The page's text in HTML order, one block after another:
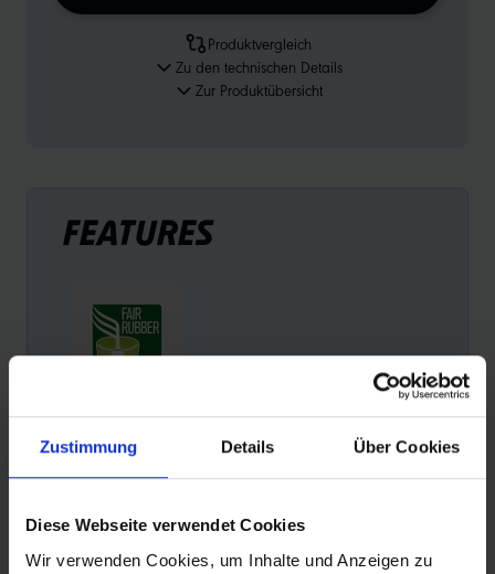
Zustimmung Details Über Cookies
Diese Webseite verwendet Cookies
Wir verwenden Cookies, um Inhalte und Anzeigen zu
Produktvergleich
Zu den technischen Details
Zur Produktübersicht
FEATURES
zahlt Schwalbe eine Fair Rubber Prämie, die